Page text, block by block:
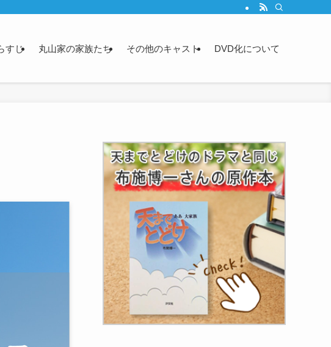
すじ 丸山家の家族たち その他のキャスト DVD化について